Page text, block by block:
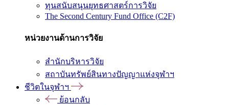
ทุนสนับสนุนยุทธศาสตร์การวิจัย
The Second Century Fund Office (C2F)
หน่วยงานด้านการวิจัย
สำนักบริหารวิจัย
สถาบันทรัพย์สินทางปัญญาแห่งจุฬาฯ
ชีวิตในจุฬาฯ
ย้อนกลับ